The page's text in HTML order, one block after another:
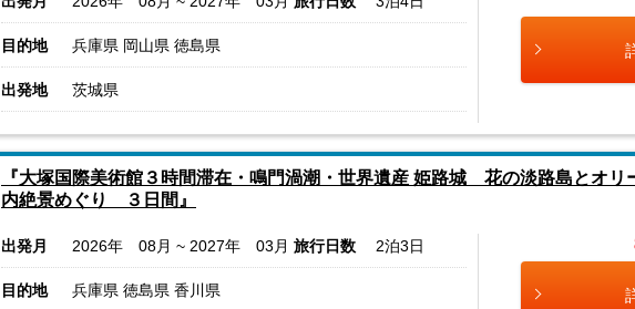
目的地 兵庫県 岡山県 徳島県
出発地 茨城県
『大塚国際美術館３時間滞在・鳴門渦潮・世界遺産 姫路城 花の淡路島とオ
内絶景めぐり ３日間』
出発月 2026年 08月 ~ 2027年 03月 旅行日数 2泊3日
目的地 兵庫県 徳島県 香川県